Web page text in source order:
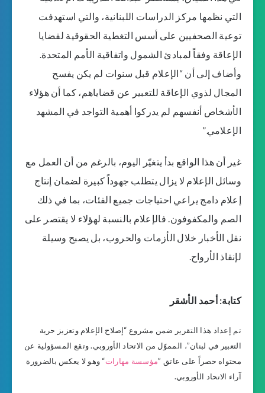
التي نظمها مركز الدراسات اللبنانية، والتي استهدفت
توعية الصحفيين على أسس التغطية الحقوقية لقضايا
الإعاقة وفقاً لمبادئ الشمول واتفاقية الأمم المتحدة.
وأضاف إلى أن “الإعلام قبل سنوات لم يكن يفسح
المجال لذوي الإعاقة للتعبير عن قضاياهم، كما أن هؤلاء
الأشخاص أنفسهم لم يدركوا أهمية التواجد في المشهد
الإعلامي.”
غير أن هذا الواقع بدأ يتغيّر اليوم، بالرغم من أن العمل مع
وسائل الإعلام لا يزال يتطلب جهوداً كبيرة لضمان إنتاج
إعلام دامج يراعي احتياجات جميع الفئات، بما في ذلك
الصم والمكفوفون. فالإعلام بالنسبة لهؤلاء لا يقتصر على
نقل الأخبار خلال الأزمات والحروب، بل يصبح وسيلة
لإنقاذ الأرواح.
كتابة: أحمد الأشقر
تم إعداد هذا التقرير ضمن مشروع “إصلاح الإعلام وتعزيز حرية
التعبير في لبنان”، المموّل من الاتحاد الأوروبي. وتقع المسؤولية عن
محتواه حصراً على عاتق ”مؤسسة مهارات“ وهو لا يعكس بالضرورة
آراء الاتحاد الأوروبي.